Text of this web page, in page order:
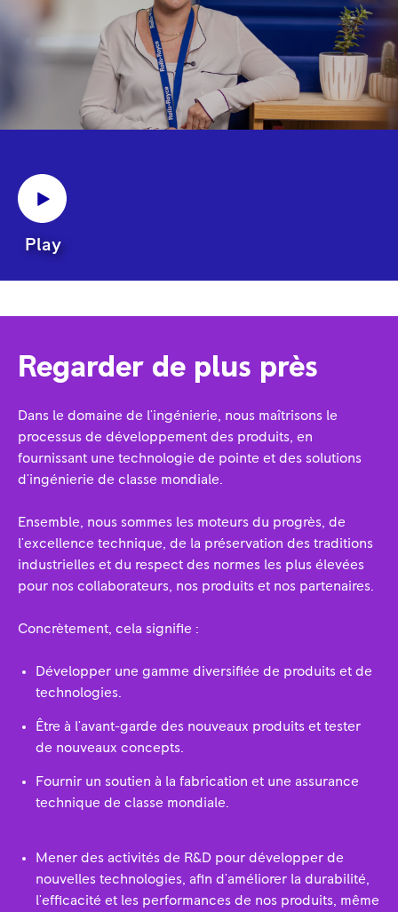
Play
Regarder de plus près
Dans le domaine de l'ingénierie, nous maîtrisons le
processus de développement des produits, en
fournissant une technologie de pointe et des solutions
d'ingénierie de classe mondiale.
Ensemble, nous sommes les moteurs du progrès, de
l'excellence technique, de la préservation des traditions
industrielles et du respect des normes les plus élevées
pour nos collaborateurs, nos produits et nos partenaires.
Concrètement, cela signifie :
Développer une gamme diversifiée de produits et de
technologies.
Être à l'avant-garde des nouveaux produits et tester
de nouveaux concepts.
Fournir un soutien à la fabrication et une assurance
technique de classe mondiale.
Mener des activités de R&D pour développer de
nouvelles technologies, afin d'améliorer la durabilité,
l'efficacité et les performances de nos produits, même